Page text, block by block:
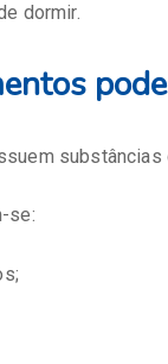
dormir.
substâncias
se: